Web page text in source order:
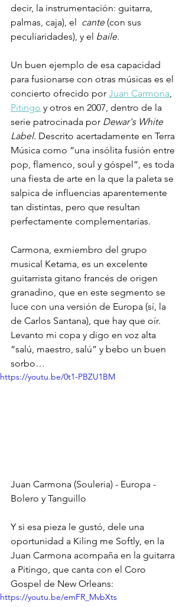
decir, la instrumentación: guitarra,
palmas, caja), el cante (con sus
peculiaridades), y el baile.
Un buen ejemplo de esa capacidad
para fusionarse con otras músicas es el
concierto ofrecido por Juan Carmona,
Pitingo y otros en 2007, dentro de la
serie patrocinada por Dewar's White
Label. Descrito acertadamente en Terra
Música como “una insólita fusión entre
pop, flamenco, soul y góspel”, es toda
una fiesta de arte en la que la paleta se
salpica de influencias aparentemente
tan distintas, pero que resultan
perfectamente complementarias.
Carmona, exmiembro del grupo
musical Ketama, es un excelente
guitarrista gitano francés de origen
granadino, que en este segmento se
luce con una versión de Europa (sí, la
de Carlos Santana), que hay que oír.
Levanto mi copa y digo en voz alta
“salú, maestro, salú” y bebo un buen
sorbo…
https://youtu.be/0t1-PBZU1BM
Juan Carmona (Souleria) - Europa -
Bolero y Tanguillo
Y si esa pieza le gustó, dele una
oportunidad a Kiling me Softly, en la
Juan Carmona acompaña en la guitarra
a Pitingo, que canta con el Coro
Gospel de New Orleans:
https://youtu.be/emFR_MvbXts